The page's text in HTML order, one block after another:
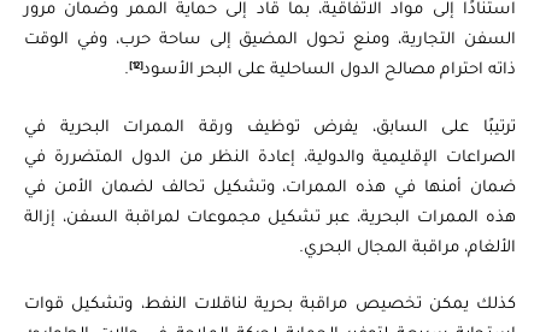
استنادًا إلى مواد الاتفاقية، بما قاد إلى حماية الممر وضمان مرور
السفن التجارية، ومنع تحول المضيق إلى ساحة حرب، وفي الوقت
ذاته احترام مصالح الدول الساحلية على البحر الأسود[12]
.
ترتيبًا على السابق، يفرض توظيف ورقة الممرات البحرية في
الصراعات الإقليمية والدولية، إعادة النظر من الدول المتضررة في
ضمان أمنها في هذه الممرات، وتشكيل تحالف لضمان الأمن في
هذه الممرات البحرية، عبر تشكيل مجموعات لمراقبة السفن، إزالة
الألغام، مراقبة المجال البحري.
كذلك يمكن تخصيص مراقبة بحرية لناقلات النفط، وتشكيل قوات